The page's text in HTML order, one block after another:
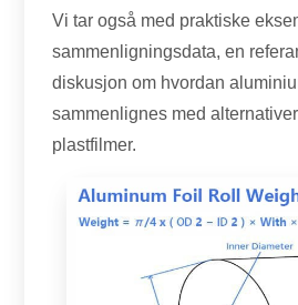
Vi tar også med praktiske
sammenligningsdata, en
diskusjon om hvordan
sammenlignes med
plastfilmer.